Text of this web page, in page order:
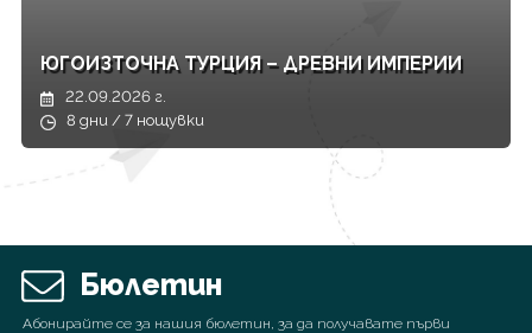
ЮГОИЗТОЧНА ТУРЦИЯ – ДРЕВНИ ИМПЕРИИ
22.09.2026 г.
8 дни / 7 нощувки
Бюлетин
Абонирайте се за нашия бюлетин, за да получавате първи